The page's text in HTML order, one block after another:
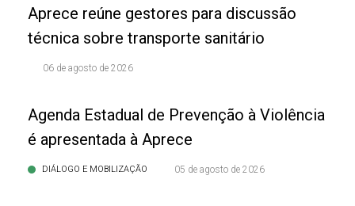
Aprece reúne gestores para discussão
técnica sobre transporte sanitário
06 de agosto de 2026
Agenda Estadual de Prevenção à Violência
é apresentada à Aprece
DIÁLOGO E MOBILIZAÇÃO 05 de agosto de 2026